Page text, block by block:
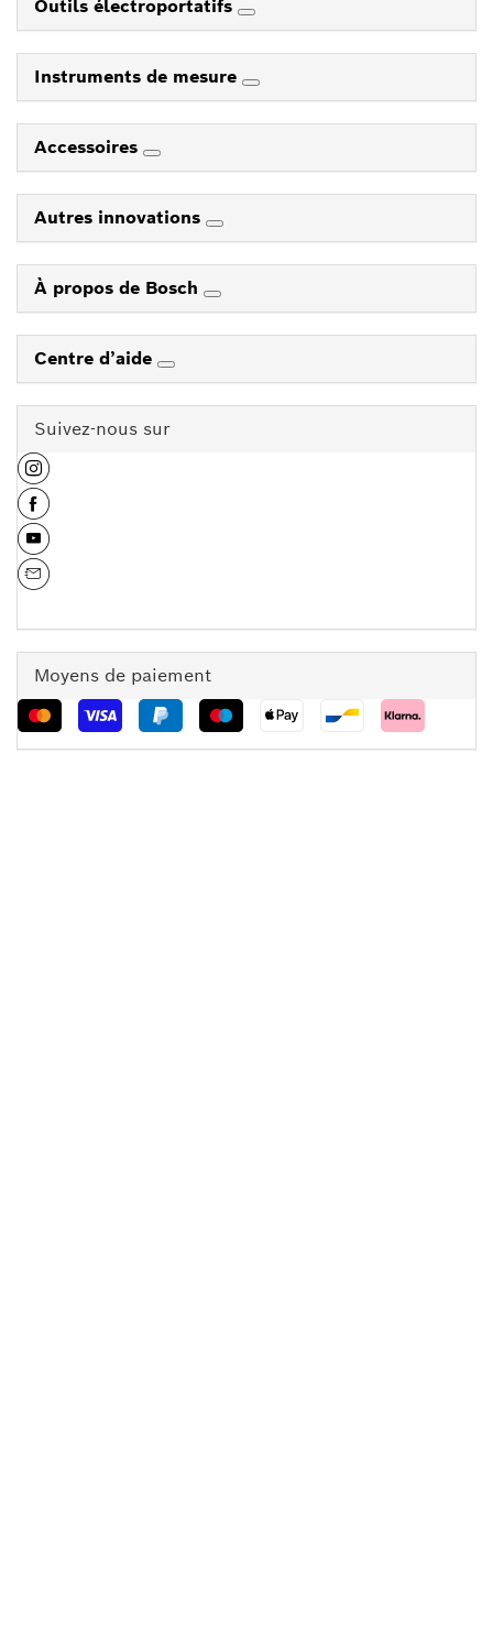
Outils électroportatifs
Instruments de mesure
Accessoires
Autres innovations
À propos de Bosch
Centre d’aide
Suivez-nous sur
Moyens de paiement